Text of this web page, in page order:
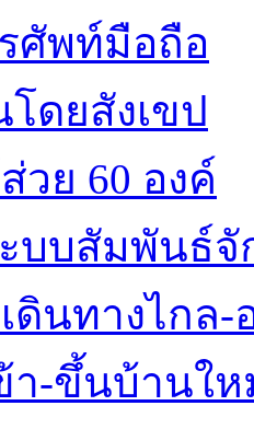
ศัพท์มือถือ
ดยสังเขป
วย 60 องค์
บบสัมพันธ์จั
ดินทางไกล-
า-ขึ้นบ้านใ